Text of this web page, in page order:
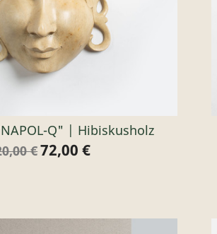
Q" | Hibiskusholz
€Preis
72,00 €